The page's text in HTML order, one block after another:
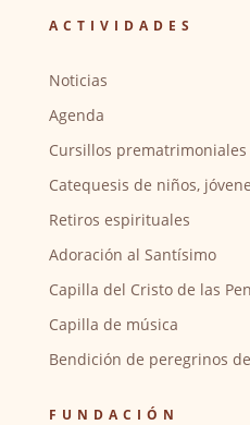
ACTIVIDADES
Noticias
Agenda
Cursillos prematrimoniales
Catequesis de niños,
Retiros espirituales
Adoración al Santísimo
Capilla del Cristo de las
Capilla de música
Bendición de peregrinos
FUNDACIÓN